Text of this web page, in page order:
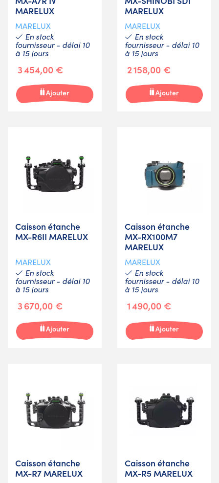
MARELUX
MARELUX
En stock
fournisseur - délai 10
à 15 jours
3 454,00 €
Ajouter
MARELUX
MARELUX
En stock
fournisseur - délai 10
à 15 jours
2 158,00 €
Ajouter
Caisson étanche
MX-R6II MARELUX
MARELUX
En stock
fournisseur - délai 10
à 15 jours
3 670,00 €
Ajouter
Caisson étanche
MX-RX100M7
MARELUX
MARELUX
En stock
fournisseur - délai 10
à 15 jours
1 490,00 €
Ajouter
Caisson étanche
MX-R7 MARELUX
Caisson étanche
MX-R5 MARELUX